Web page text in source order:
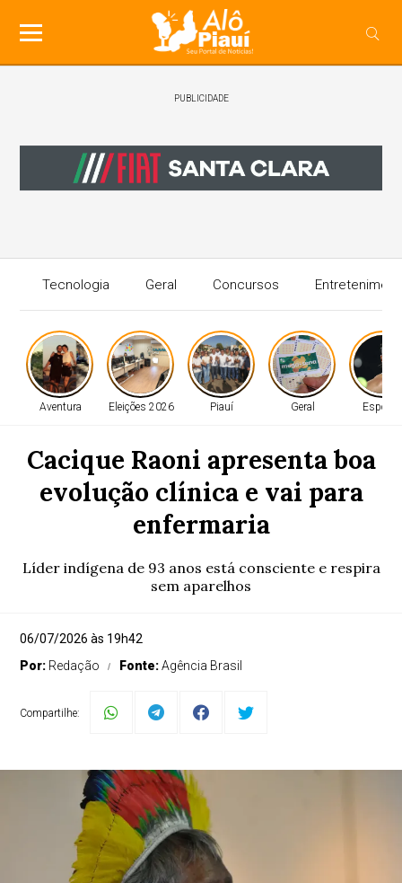
PUBLICIDADE
Tecnologia Geral Concursos
Aventura Eleições 2026 Piauí Geral
Cacique Raoni apresenta boa
evolução clínica e vai para
enfermaria
Líder indígena de 93 anos está consciente e respira
sem aparelhos
06/07/2026 às 19h42
Por: Redação Fonte:Agência Brasil
Compartilhe: